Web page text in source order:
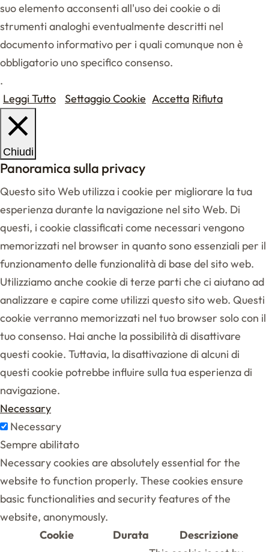
suo elemento acconsenti all'uso dei cookie o di
strumenti analoghi eventualmente descritti nel
documento informativo per i quali comunque non è
obbligatorio uno specifico consenso.
.
Leggi Tutto
Settaggio Cookie Accetta Rifiuta
Chiudi
Panoramica sulla privacy
Questo sito Web utilizza i cookie per migliorare la tua
esperienza durante la navigazione nel sito Web. Di
questi, i cookie classificati come necessari vengono
memorizzati nel browser in quanto sono essenziali per il
funzionamento delle funzionalità di base del sito web.
Utilizziamo anche cookie di terze parti che ci aiutano ad
analizzare e capire come utilizzi questo sito web. Questi
cookie verranno memorizzati nel tuo browser solo con il
tuo consenso. Hai anche la possibilità di disattivare
questi cookie. Tuttavia, la disattivazione di alcuni di
questi cookie potrebbe influire sulla tua esperienza di
navigazione.
Necessary
Necessary
Sempre abilitato
Necessary cookies are absolutely essential for the
website to function properly. These cookies ensure
basic functionalities and security features of the
website, anonymously.
Cookie
Durata
Descrizione